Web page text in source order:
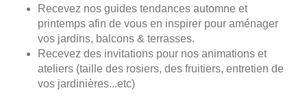
Recevez nos guides tendances automne et
printemps afin de vous en inspirer pour aménager
vos jardins, balcons & terrasses.
Recevez des invitations pour nos animations et
ateliers (taille des rosiers, des fruitiers, entretien de
vos jardinières...etc)